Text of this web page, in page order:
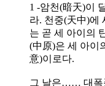
1 -암천(暗天)이
라. 천중(天中)에
는 곧 세 아이의
(中原)은 세 아이
意)이로다.
그 날은…… 대폭